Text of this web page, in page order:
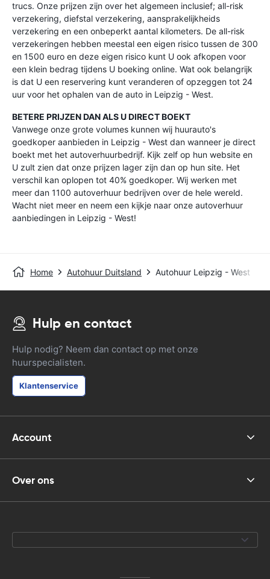
trucs. Onze prijzen zijn over het algemeen inclusief; all-risk
verzekering, diefstal verzekering, aansprakelijkheids
verzekering en een onbeperkt aantal kilometers. De all-risk
verzekeringen hebben meestal een eigen risico tussen de 300
en 1500 euro en deze eigen risico kunt U ook afkopen voor
een klein bedrag tijdens U boeking online. Wat ook belangrijk
is dat U een reservering kunt veranderen of opzeggen tot 24
uur voor het ophalen van de auto in Leipzig - West.
BETERE PRIJZEN DAN ALS U DIRECT BOEKT
Vanwege onze grote volumes kunnen wij huurauto's
goedkoper aanbieden in Leipzig - West dan wanneer je direct
boekt met het autoverhuurbedrijf. Kijk zelf op hun website en
U zult zien dat onze prijzen lager zijn dan op hun site. Het
verschil kan oplopen tot 40% goedkoper. Wij werken met
meer dan 1100 autoverhuur bedrijven over de hele wereld.
Wacht niet meer en neem een kijkje naar onze autoverhuur
aanbiedingen in Leipzig - West!
Home Autohuur Duitsland Autohuur Leipzig - West
Hulp en contact
Hulp nodig? Neem dan contact op met onze
huurspecialisten.
Klantenservice
Account
Over ons